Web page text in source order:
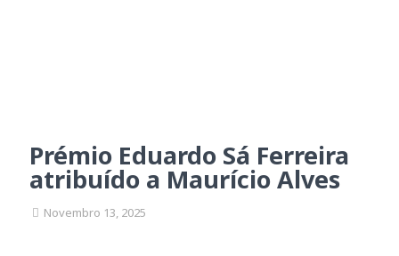
Prémio Eduardo Sá Ferreira
atribuído a Maurício Alves
Novembro 13, 2025